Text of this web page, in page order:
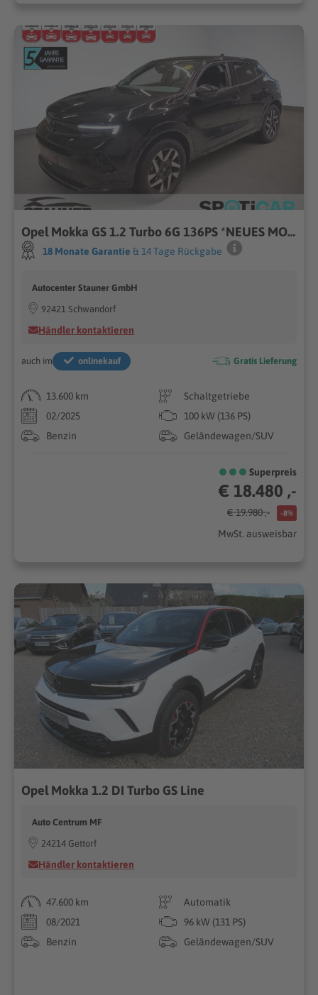
Opel Mokka GS 1.2 Turbo 6G 136PS *NEUES MODELL*AHK*
18 Monate Garantie & 14 Tage Rückgabe
Autocenter Stauner GmbH
92421 Schwandorf
Händler kontaktieren
auch im onlinekauf Gratis Lieferung
13.600 km
Schaltgetriebe
02/2025
100 kW (136 PS)
Benzin
Geländewagen/SUV
Superpreis
€ 18.480 ,-
€ 19.980 ,- -8%
MwSt. ausweisbar
Opel Mokka 1.2 DI Turbo GS Line
Auto Centrum MF
24214 Gettorf
Händler kontaktieren
47.600 km
Automatik
08/2021
96 kW (131 PS)
Benzin
Geländewagen/SUV